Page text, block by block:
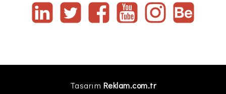
Tasarım Reklam.com.tr